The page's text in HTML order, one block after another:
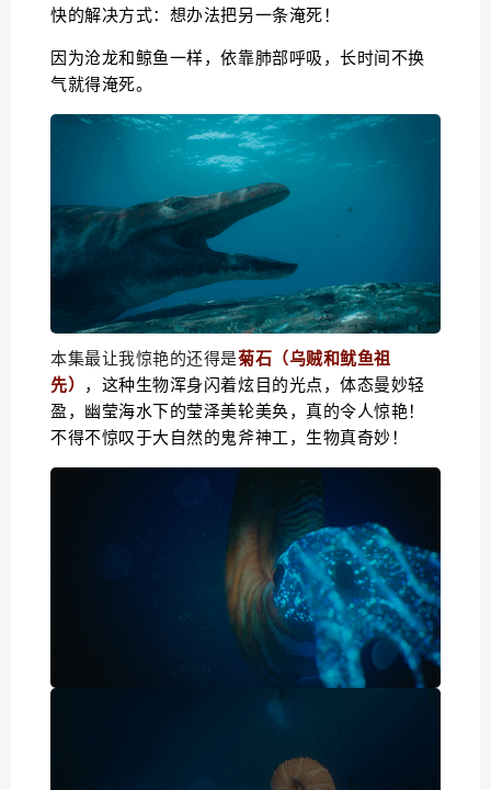
快的解决方式：想办法把另一条淹死！
因为沧龙和鲸鱼一样，依靠肺部呼吸，长时间不换
气就得淹死。
本集最让我惊艳的还得是菊石（乌贼和鱿鱼祖
先） ，这种生物浑身闪着炫目的光点，体态曼妙轻
盈，幽莹海水下的莹泽美轮美奂，真的令人惊艳！
不得不惊叹于大自然的鬼斧神工，生物真奇妙！